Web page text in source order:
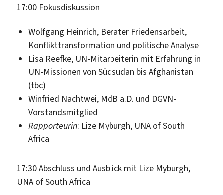
17:00 Fokusdiskussion
Wolfgang Heinrich, Berater Friedensarbeit,
Konflikttransformation und politische Analyse
Lisa Reefke, UN-Mitarbeiterin mit Erfahrung in
UN-Missionen von Südsudan bis Afghanistan
(tbc)
Winfried Nachtwei, MdB a.D. und DGVN-
Vorstandsmitglied
Rapporteurin: Lize Myburgh, UNA of South
Africa
17:30 Abschluss und Ausblick mit Lize Myburgh,
UNA of South Africa